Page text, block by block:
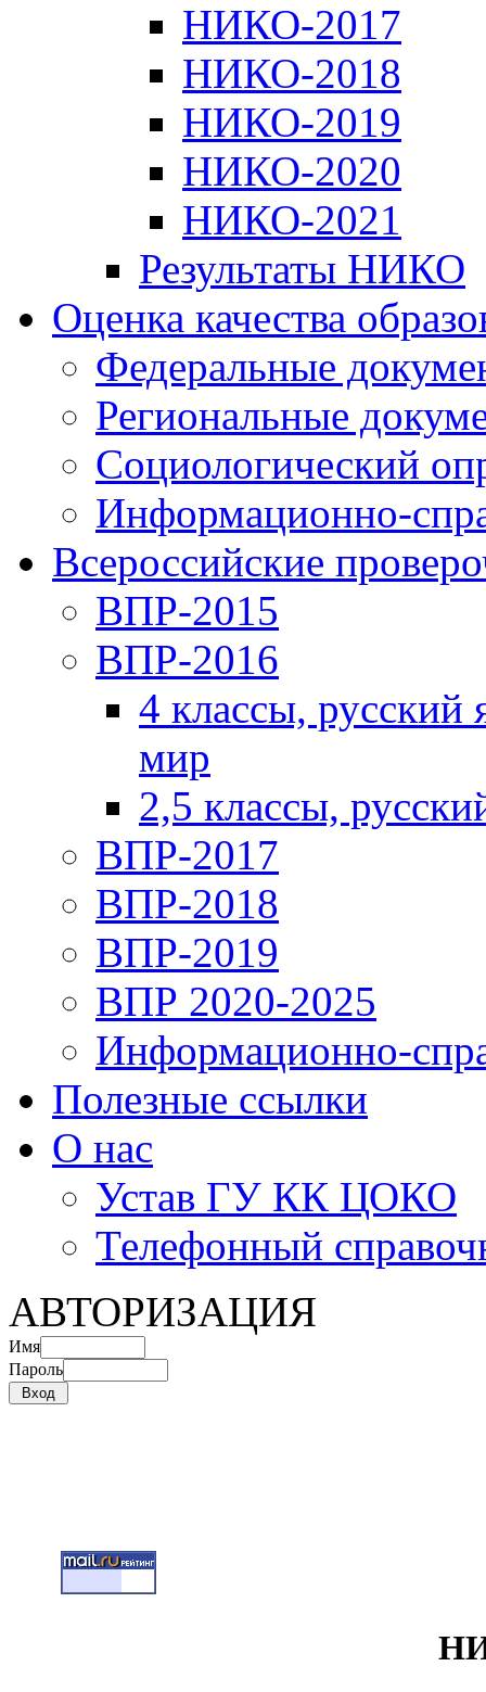
НИКО-2017
НИКО-2018
НИКО-2019
НИКО-2020
НИКО-2021
Результаты НИКО
Оценка качества
Федеральные
Региональные
Социологический
Информационно-
Всероссийские
ВПР-2015
ВПР-2016
4 классы,
мир
2,5 классы,
ВПР-2017
ВПР-2018
ВПР-2019
ВПР 2020-2025
Информационно-
Полезные ссылки
О нас
Устав ГУ КК ЦОКО
Телефонный
АВТОРИЗАЦИЯ
Имя
Пароль